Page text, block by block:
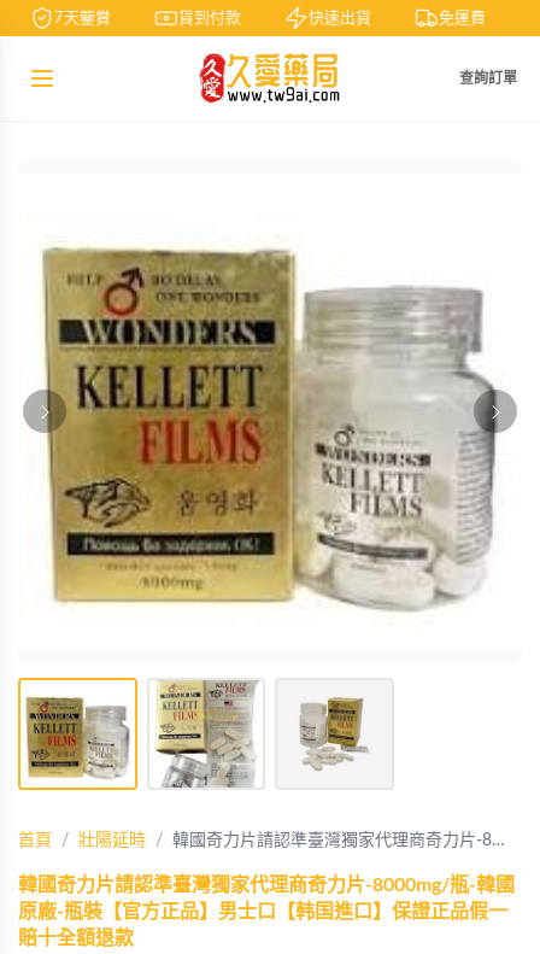
7天鑒賞 貨到付款 快速出貨 免運費
查詢訂單
首頁 壯陽延時 韓國奇力片請認準臺灣獨家代理商奇力片-8…
韓國奇力片請認準臺灣獨家代理商奇力片-8000mg/瓶-韓國
原廠-瓶裝【官方正品】男士口【韩国進口】保證正品假一
賠十全額退款